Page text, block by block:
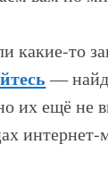
какие-то
—
их ещё не
интернет-